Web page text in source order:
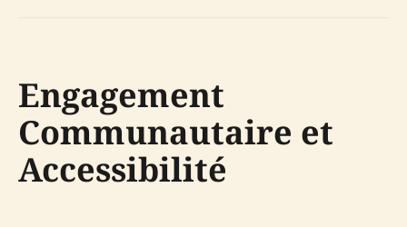
Engagement
Communautaire et
Accessibilité